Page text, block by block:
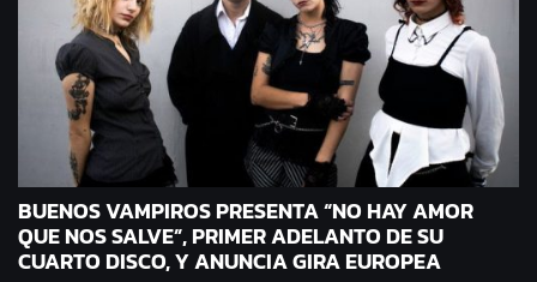
BUENOS VAMPIROS PRESENTA “NO HAY AMOR
QUE NOS SALVE”, PRIMER ADELANTO DE SU
CUARTO DISCO, Y ANUNCIA GIRA EUROPEA